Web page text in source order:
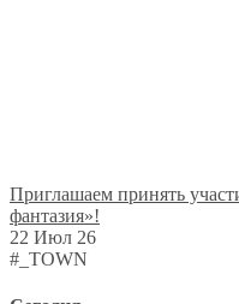
Приглашаем принять
фантазия»!
22 Июл 26
#_TOWN